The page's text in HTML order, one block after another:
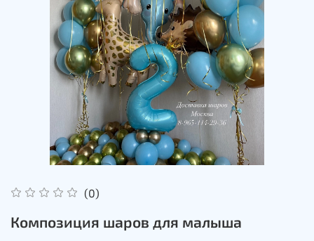
(0)
Композиция шаров для малыша